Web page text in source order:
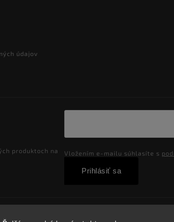
údajov
produktoch na
Vložením e-mailu súhlasíte s
Prihlásiť sa
Velkoobchod-salony.sk